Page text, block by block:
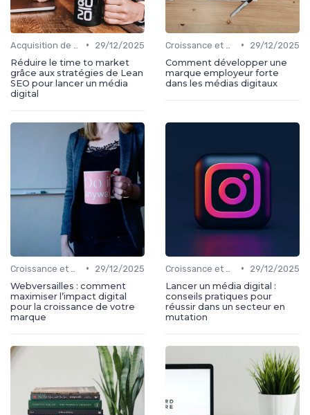
•
29/12/2025
Réduire le time to market
grâce aux stratégies de Lean
SEO pour lancer un média
digital
•
29/12/2025
Comment développer une
marque employeur forte
dans les médias digitaux
•
29/12/2025
Webversailles : comment
maximiser l’impact digital
pour la croissance de votre
marque
•
29/12/2025
Lancer un média digital :
conseils pratiques pour
réussir dans un secteur en
mutation